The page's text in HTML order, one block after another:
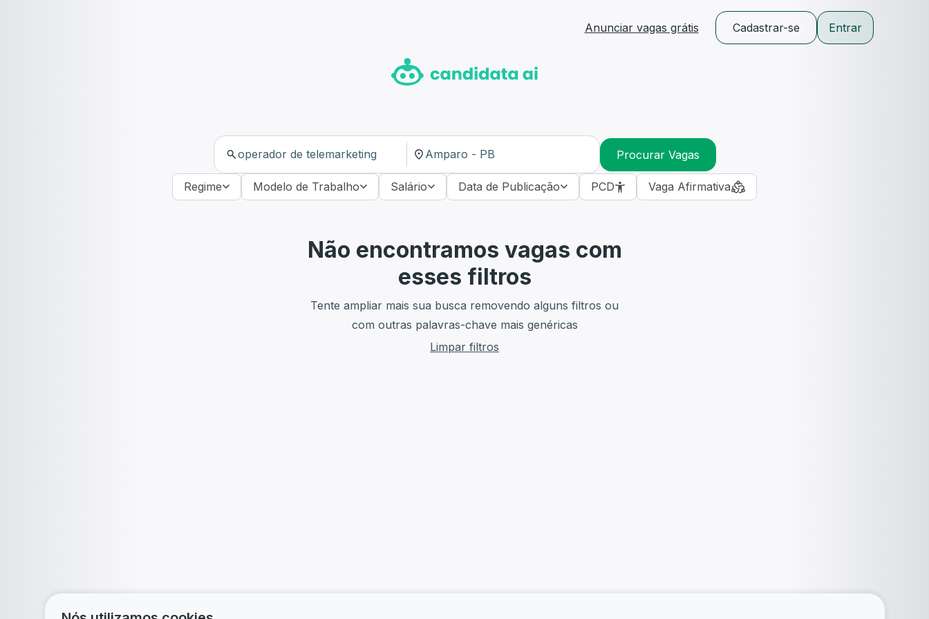
Anunciar vagas grátis Cadastrar-se Entrar
Procurar Vagas
Regime Modelo de Trabalho Salário Data de Publicação PCD Vaga Afirmativa
Não encontramos vagas com
esses filtros
Tente ampliar mais sua busca removendo alguns filtros ou
com outras palavras-chave mais genéricas
Limpar filtros